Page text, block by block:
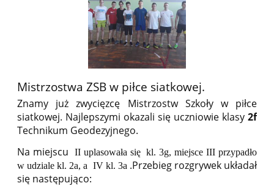
Mistrzostwa ZSB w piłce siatkowej.
Znamy już zwycięzcę Mistrzostw Szkoły w piłce
siatkowej. Najlepszymi okazali się uczniowie klasy 2f
Technikum Geodezyjnego.
Na miejscu
II uplasowała się kl. 3g, miejsce III przypadło
w udziale kl. 2a, a IV kl. 3a.Przebieg rozgrywek układał
się następująco: